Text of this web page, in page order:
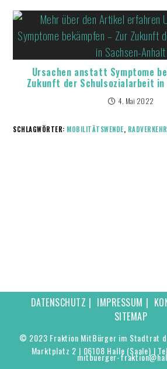
Ursachen anstatt Symptome
Zukunft der Schulsozialarbeit in
4. Mai 2022
SCHLAGWÖRTER: MOBILITÄTSWENDE, RADVERKEHR
DATENSCHUTZ IMPRESSUM
SITEMAP
© 2023 Fraktion MitBürger im Stadtrat
Marktplatz 2 | 06108 Halle (Saale) |
mitbuerger-